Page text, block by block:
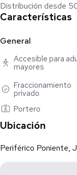
Distribución desde
Área de bodega: 389
Baño: 16 m²
Existe la opción de
ampliar la superficie
operación de cada
Altura mínima: 9.2 m
Piso de concreto
Características
General
Accesible para
mayores
Fraccionamiento
privado
Portero
Ubicación
Periférico Poniente,